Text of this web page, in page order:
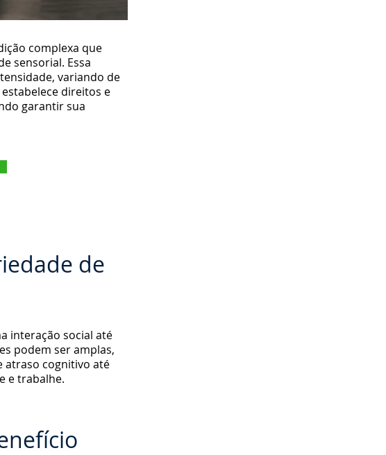
complexa que
sensorial. Essa
variando de
direitos e
garantir sua
de
interação social até
podem ser amplas,
atraso cognitivo até
e trabalhe.